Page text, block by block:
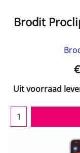
Brodit
€
Uit voorraad